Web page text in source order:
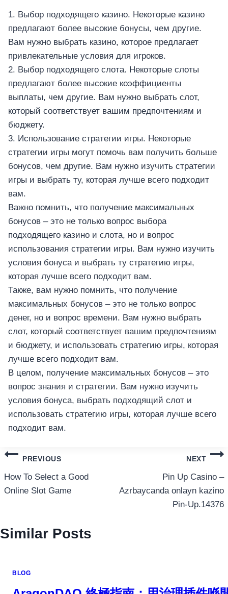
1. Выбор подходящего казино. Некоторые казино
предлагают более высокие бонусы, чем другие.
Вам нужно выбрать казино, которое предлагает
привлекательные условия для игроков.
2. Выбор подходящего слота. Некоторые слоты
предлагают более высокие коэффициенты
выплаты, чем другие. Вам нужно выбрать слот,
который соответствует вашим предпочтениям и
бюджету.
3. Использование стратегии игры. Некоторые
стратегии игры могут помочь вам получить больше
бонусов, чем другие. Вам нужно изучить стратегии
игры и выбрать ту, которая лучше всего подходит
вам.
Важно помнить, что получение максимальных
бонусов – это не только вопрос выбора
подходящего казино и слота, но и вопрос
использования стратегии игры. Вам нужно изучить
условия бонуса и выбрать ту стратегию игры,
которая лучше всего подходит вам.
Также, вам нужно помнить, что получение
максимальных бонусов – это не только вопрос
денег, но и вопрос времени. Вам нужно выбрать
слот, который соответствует вашим предпочтениям
и бюджету, и использовать стратегию игры, которая
лучше всего подходит вам.
В целом, получение максимальных бонусов – это
вопрос знания и стратегии. Вам нужно изучить
условия бонуса, выбрать подходящий слот и
использовать стратегию игры, которая лучше всего
подходит вам.
แนะแนว
เรื่อง
PREVIOUS
How To Select a Good
Online Slot Game
NEXT
Pin Up Casino –
Azrbaycanda onlayn kazino
Pin-Up.14376
Similar Posts
BLOG